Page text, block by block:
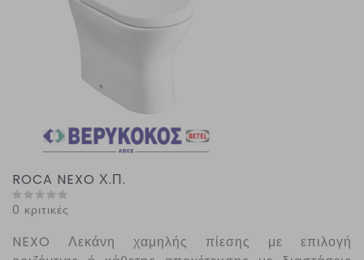
ROCA NEXO Χ.Π.
0 κριτικές
NEXO Λεκάνη χαμηλής πίεσης με επιλογή